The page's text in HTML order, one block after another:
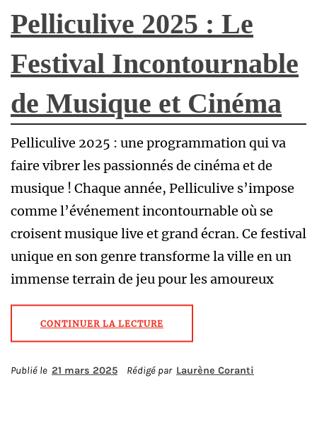
Pelliculive 2025 : Le
Festival Incontournable
de Musique et Cinéma
Pelliculive 2025 : une programmation qui va
faire vibrer les passionnés de cinéma et de
musique ! Chaque année, Pelliculive s’impose
comme l’événement incontournable où se
croisent musique live et grand écran. Ce festival
unique en son genre transforme la ville en un
immense terrain de jeu pour les amoureux
CONTINUER LA LECTURE
Publié le 21 mars 2025 Rédigé par Laurène Coranti